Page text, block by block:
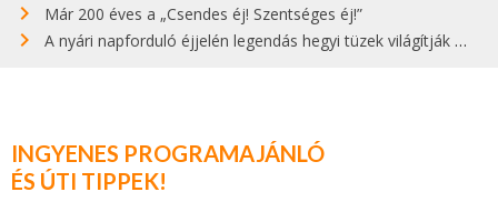
Már 200 éves a „Csendes éj! Szentséges éj!”
A nyári napforduló éjjelén legendás hegyi tüzek világítják meg Zugspitzét
INGYENES PROGRAMAJÁNLÓ
ÉS ÚTI TIPPEK!